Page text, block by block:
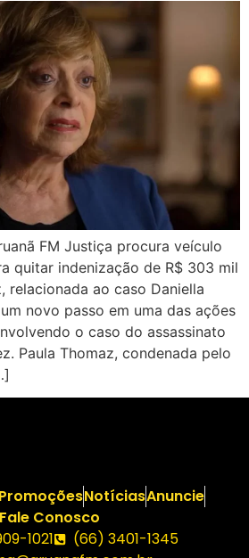
FM Justiça procura veículo
quitar indenização de R$ 303 mil
relacionada ao caso Daniella
novo passo em uma das ações
o caso do assassinato
Paula Thomaz, condenada pelo
PromoçõesNotíciasAnuncie
Fale Conosco
1021
(66) 3401-1345